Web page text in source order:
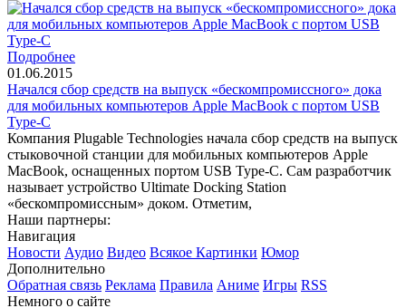
Подробнее
01.06.2015
Начался сбор средств на выпуск «бескомпромиссного» дока
для мобильных компьютеров Apple MacBook с портом USB
Type-C
Компания Plugable Technologies начала сбор средств на выпуск
стыковочной станции для мобильных компьютеров Apple
MacBook, оснащенных портом USB Type-C. Сам разработчик
называет устройство Ultimate Docking Station
«бескомпромиссным» доком. Отметим,
Наши партнеры:
Навигация
Новости Аудио Видео Всякое Картинки Юмор
Дополнительно
Обратная связь Реклама Правила Аниме Игры RSS
Немного о сайте